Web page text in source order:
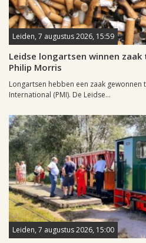
Leiden, 7 augustus 2026, 15:59
Leidse longartsen winnen
Philip Morris
Longartsen hebben een zaak
International (PMI). De Leidse...
Leiden, 7 augustus 2026, 15:00